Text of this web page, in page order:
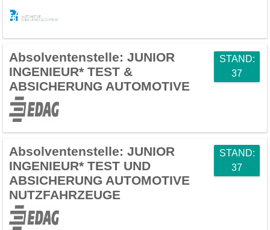
Absolventenstelle: JUNIOR
INGENIEUR* TEST &
ABSICHERUNG AUTOMOTIVE
STAND:
37
Absolventenstelle: JUNIOR
INGENIEUR* TEST UND
ABSICHERUNG AUTOMOTIVE
NUTZFAHRZEUGE
STAND:
37